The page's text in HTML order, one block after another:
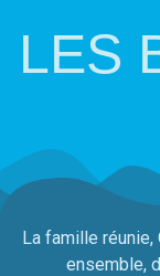
LES
La famille réunie,
ensemble,